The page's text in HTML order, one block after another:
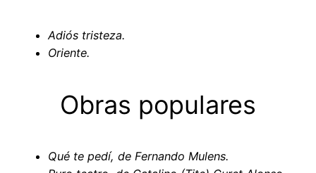
Adiós tristeza.
Oriente.
Obras populares
Qué te pedí, de Fernando Mulens.